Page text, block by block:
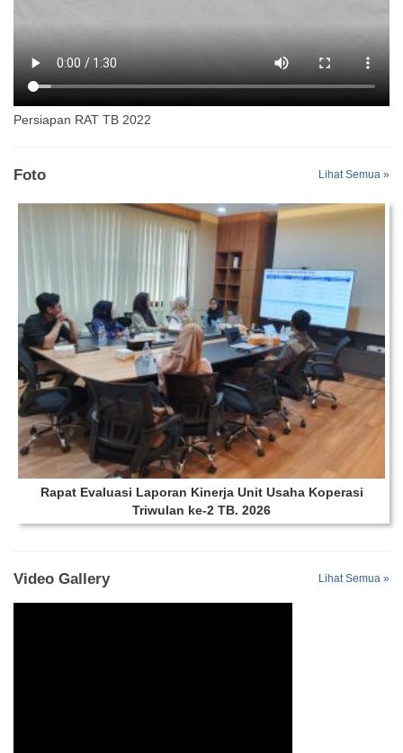
Persiapan RAT TB 2022
Foto Lihat Semua »
Rapat Evaluasi Laporan Kinerja Unit Usaha Koperasi
Triwulan ke-2 TB. 2026
Video Gallery Lihat Semua »